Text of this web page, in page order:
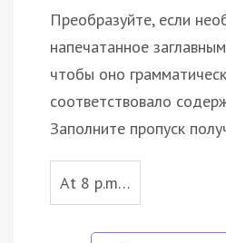
Преобразуйте, если
напечатанное
чтобы оно
соответствовало
Заполните пропуск
At 8 p.m…